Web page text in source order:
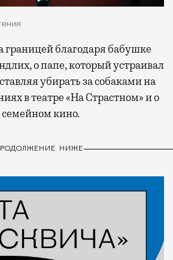
о папе, который устраивал
убирать за собаками на
в театре «На Страстном» и о
кино.
НИЖЕ